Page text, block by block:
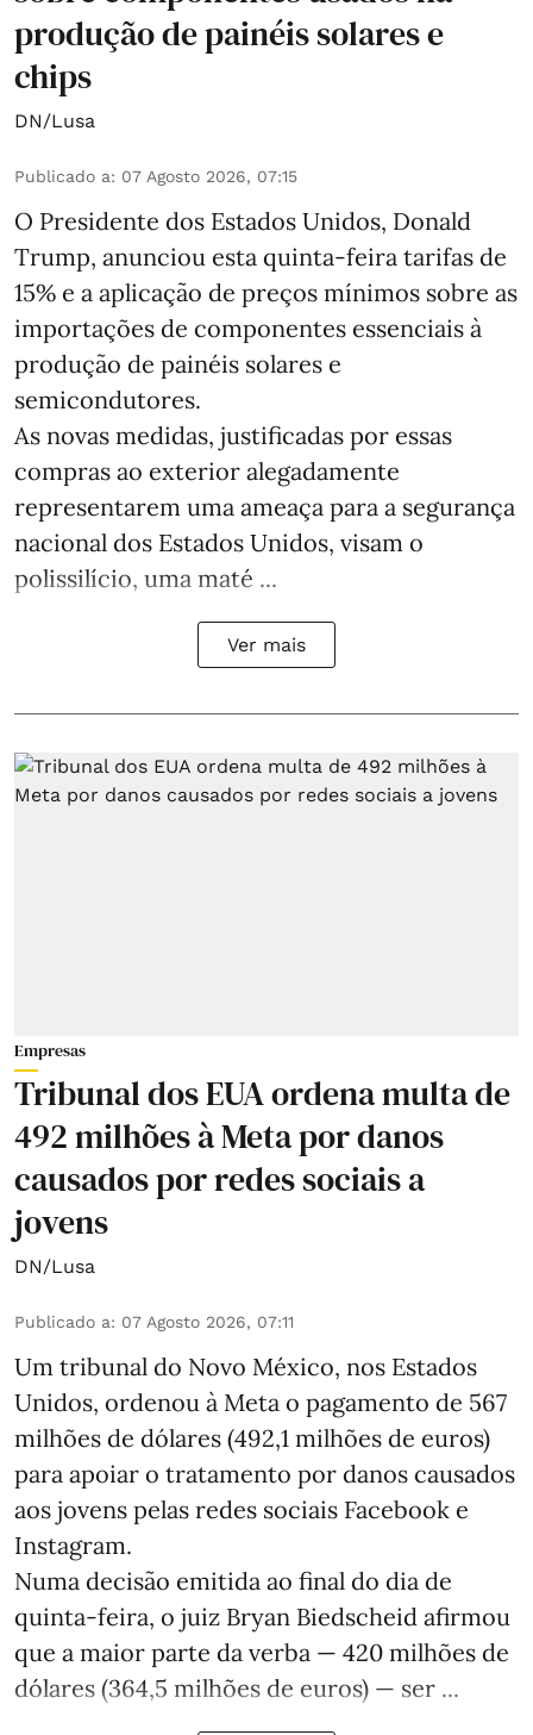
produção de painéis solares e
chips
DN/Lusa
Publicado a: 07 Agosto 2026, 07:15
O Presidente dos Estados Unidos, Donald
Trump, anunciou esta quinta-feira tarifas de
15% e a aplicação de preços mínimos sobre as
importações de componentes essenciais à
produção de painéis solares e
semicondutores.
As novas medidas, justificadas por essas
compras ao exterior alegadamente
representarem uma ameaça para a segurança
nacional dos Estados Unidos, visam o
polissilício, uma maté ...
Ver mais
Empresas
Tribunal dos EUA ordena multa de
492 milhões à Meta por danos
causados por redes sociais a
jovens
DN/Lusa
Publicado a: 07 Agosto 2026, 07:11
Um tribunal do Novo México, nos Estados
Unidos, ordenou à Meta o pagamento de 567
milhões de dólares (492,1 milhões de euros)
para apoiar o tratamento por danos causados
aos jovens pelas redes sociais Facebook e
Instagram.
Numa decisão emitida ao final do dia de
quinta-feira, o juiz Bryan Biedscheid afirmou
que a maior parte da verba — 420 milhões de
dólares (364,5 milhões de euros) — ser ...